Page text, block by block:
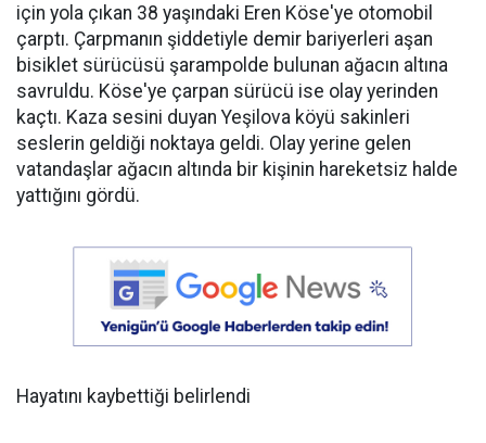
için yola çıkan 38 yaşındaki Eren Köse'ye otomobil
çarptı. Çarpmanın şiddetiyle demir bariyerleri aşan
bisiklet sürücüsü şarampolde bulunan ağacın altına
savruldu. Köse'ye çarpan sürücü ise olay yerinden
kaçtı. Kaza sesini duyan Yeşilova köyü sakinleri
seslerin geldiği noktaya geldi. Olay yerine gelen
vatandaşlar ağacın altında bir kişinin hareketsiz halde
yattığını gördü.
Hayatını kaybettiği belirlendi